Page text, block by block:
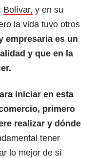
Bolívar, y en su
la vida tuvo otros
empresaria es un
y que en la
iniciar en esta
primero
realizar y dónde
tener
lo mejor de sí